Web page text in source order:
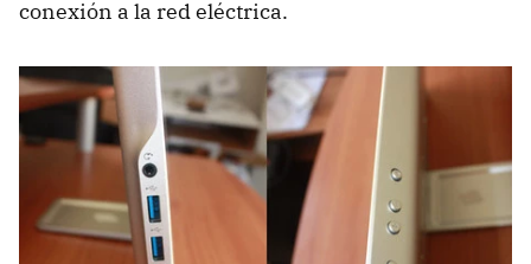
conexión a la red eléctrica.